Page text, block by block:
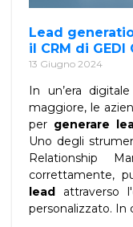
Lead
il CRM di GEDI
13 Giugno 2024
In un’era
maggiore, le
per generare
Uno degli
Relationship
correttamente,
lead attraverso l'
personalizzato. In